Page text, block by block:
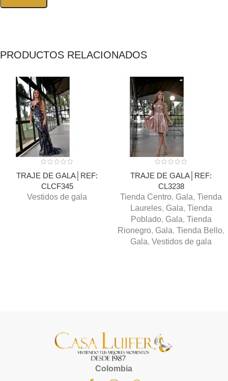
PRODUCTOS RELACIONADOS
TRAJE DE GALA│REF:
CLCF345
Vestidos de gala
TRAJE DE GALA│REF:
CL3238
Tienda Centro, Gala, Tienda
Laureles, Gala, Tienda
Poblado, Gala, Tienda
Rionegro, Gala, Tienda Bello,
Gala, Vestidos de gala
Colombia